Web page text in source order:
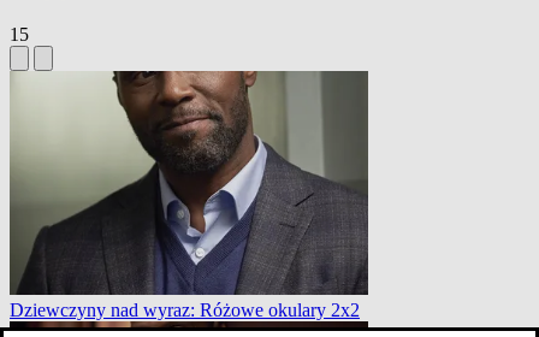
15
Dziewczyny nad wyraz: Różowe okulary 2x2